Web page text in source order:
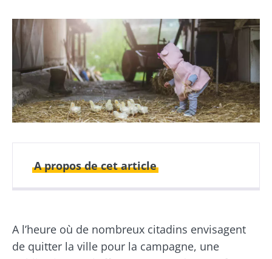
A propos de cet article
A l’heure où de nombreux citadins envisagent
de quitter la ville pour la campagne, une